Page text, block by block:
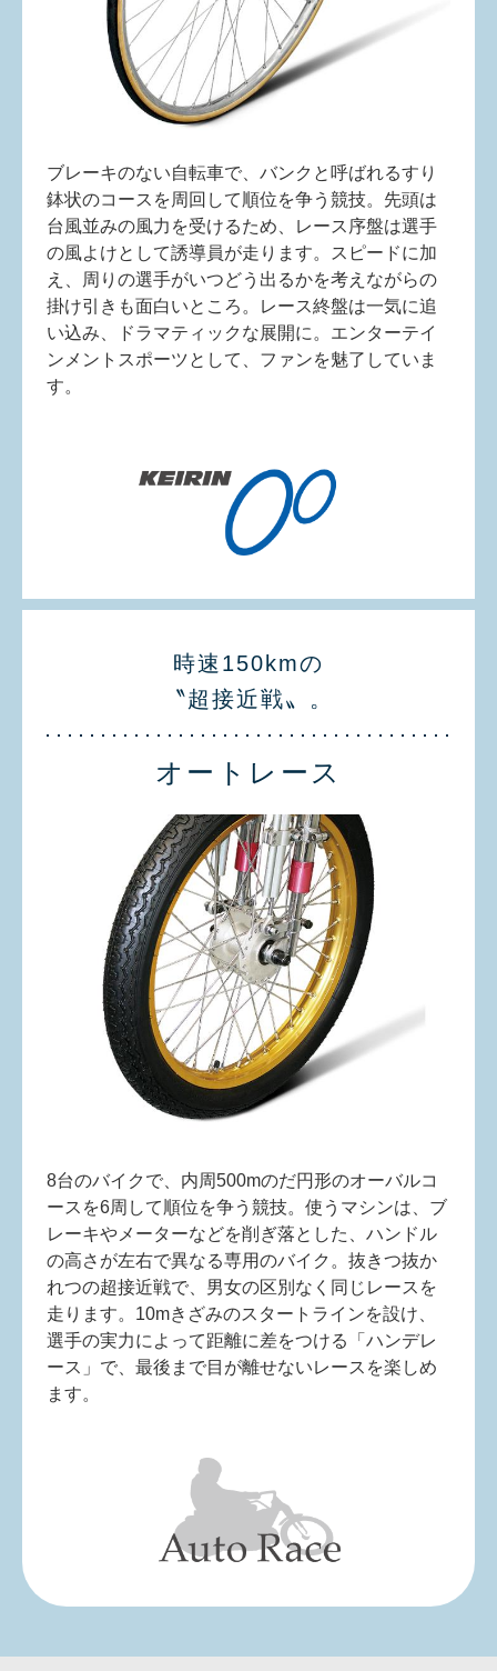
ブレーキのない自転車で、バンクと呼ばれるすり
鉢状のコースを周回して順位を争う競技。先頭は
台風並みの風力を受けるため、レース序盤は選手
の風よけとして誘導員が走ります。スピードに加
え、周りの選手がいつどう出るかを考えながらの
掛け引きも面白いところ。レース終盤は一気に追
い込み、ドラマティックな展開に。エンターテイ
ンメントスポーツとして、ファンを魅了していま
す。
時速150kmの
〝超接近戦〟。
オートレース
8台のバイクで、内周500mのだ円形のオーバルコ
ースを6周して順位を争う競技。使うマシンは、ブ
レーキやメーターなどを削ぎ落とした、ハンドル
の高さが左右で異なる専用のバイク。抜きつ抜か
れつの超接近戦で、男女の区別なく同じレースを
走ります。10mきざみのスタートラインを設け、
選手の実力によって距離に差をつける「ハンデレ
ース」で、最後まで目が離せないレースを楽しめ
ます。